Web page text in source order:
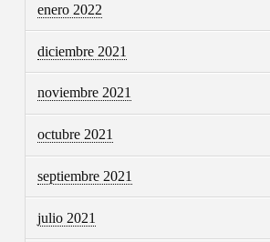
enero 2022
diciembre 2021
noviembre 2021
octubre 2021
septiembre 2021
julio 2021